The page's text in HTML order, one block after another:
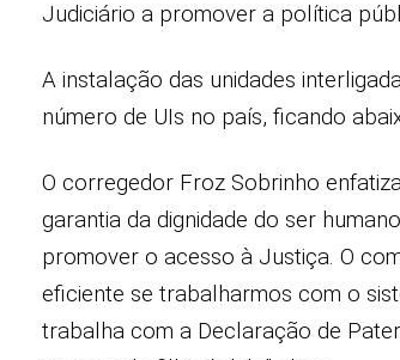
Judiciário a promover a política
A instalação das unidades
número de UIs no país, ficando
O corregedor Froz Sobrinho
garantia da dignidade do ser
promover o acesso à Justiça. O
eficiente se trabalharmos com o
trabalha com a Declaração de